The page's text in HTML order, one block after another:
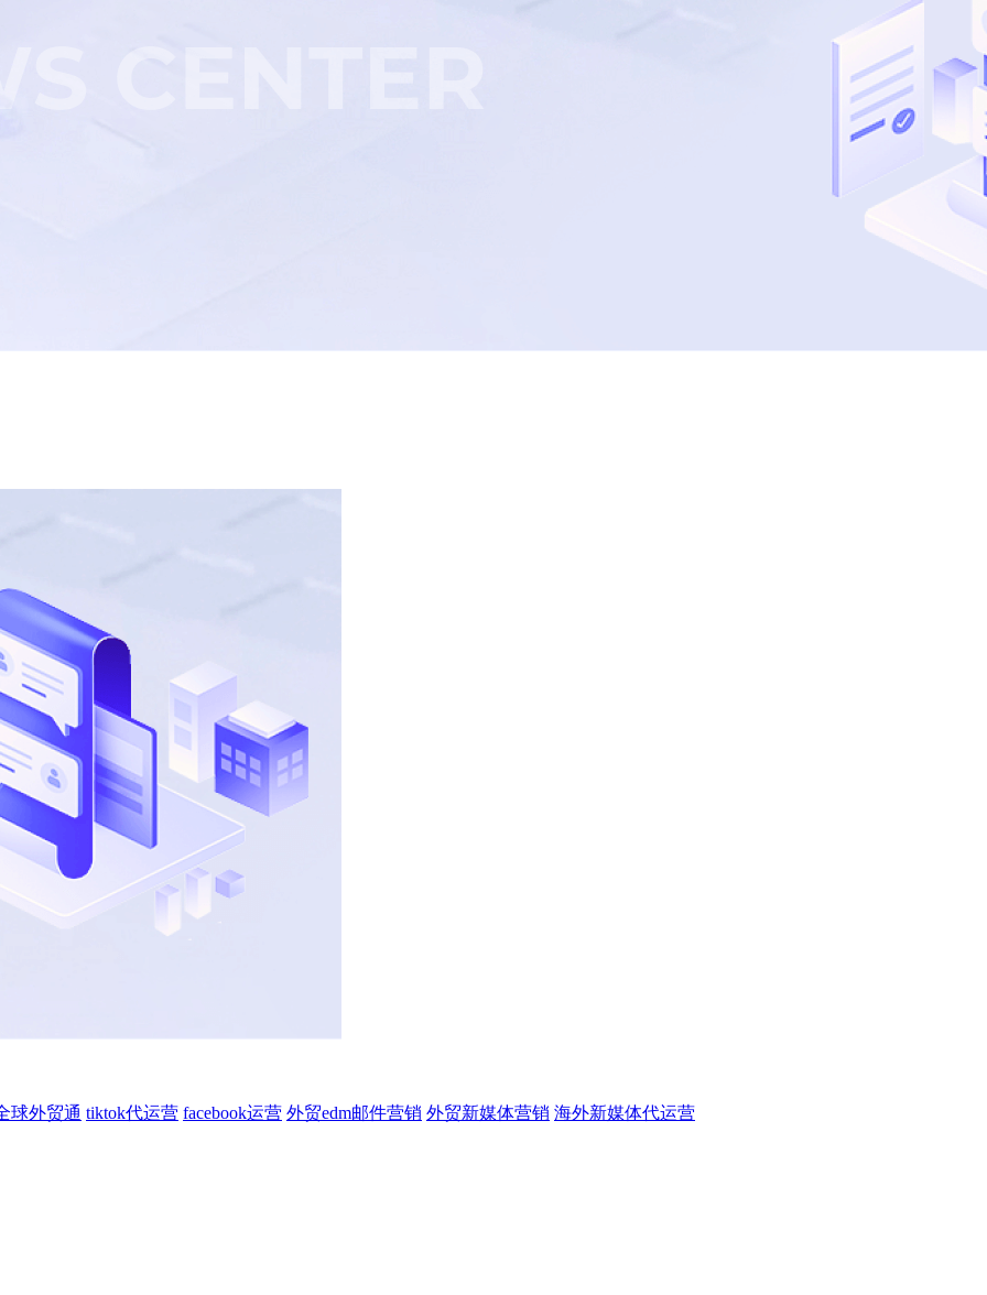
球外贸通 tiktok代运营 facebook运营 外贸edm邮件营销 外贸新媒体营销 海外新媒体代运营